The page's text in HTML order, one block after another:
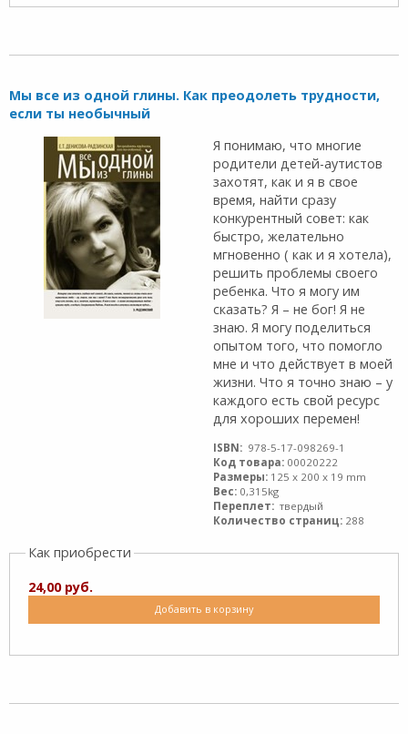
Мы все из одной глины. Как преодолеть трудности,
если ты необычный
Я понимаю, что многие
родители детей-аутистов
захотят, как и я в свое
время, найти сразу
конкурентный совет: как
быстро, желательно
мгновенно ( как и я хотела),
решить проблемы своего
ребенка. Что я могу им
сказать? Я – не бог! Я не
знаю. Я могу поделиться
опытом того, что помогло
мне и что действует в моей
жизни. Что я точно знаю – у
каждого есть свой ресурс
для хороших перемен!
ISBN: 978-5-17-098269-1
Код товара: 00020222
Размеры: 125 x 200 x 19 mm
Вес: 0,315kg
Переплет: твердый
Количество страниц: 288
Как приобрести
24,00 руб.
Добавить в корзину